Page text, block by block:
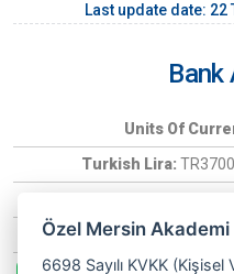
Last update date:
Bank
Units Of
Turkish Lira:
USD:
Özel Mersin
6698 Sayılı KVKK (Kişisel